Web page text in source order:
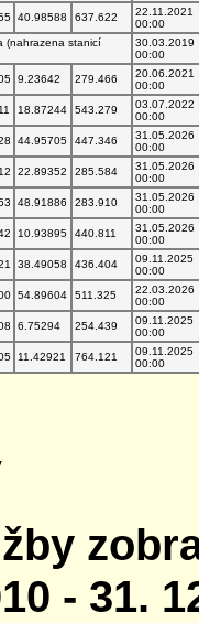
40.98588 637.622
22.11.2021
00:00
(nahrazena stanicí
30.03.2019
00:00
9.23642 279.466
20.06.2021
00:00
11 18.87244 543.279
03.07.2022
00:00
44.95705 447.346
31.05.2026
00:00
12 22.89352 285.584
31.05.2026
00:00
48.91886 283.910
31.05.2026
00:00
10.93895 440.811
31.05.2026
00:00
38.49058 436.404
09.11.2025
00:00
54.89604 511.325
22.03.2026
00:00
6.75294 254.439
09.11.2025
00:00
11.42921 764.121
09.11.2025
00:00
- 31.